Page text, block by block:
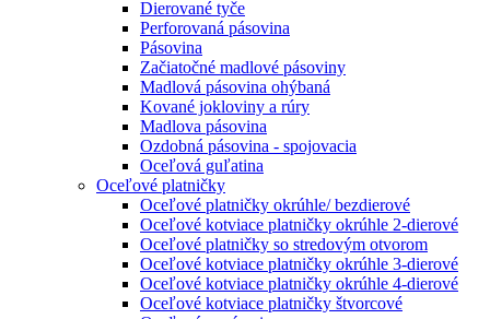
Dierované tyče
Perforovaná pásovina
Pásovina
Začiatočné madlové pásoviny
Madlová pásovina ohýbaná
Kované jokloviny a rúry
Madlova pásovina
Ozdobná pásovina - spojovacia
Oceľová guľatina
Oceľové platničky
Oceľové platničky okrúhle/ bezdierové
Oceľové kotviace platničky okrúhle 2-dierové
Oceľové platničky so stredovým otvorom
Oceľové kotviace platničky okrúhle 3-dierové
Oceľové kotviace platničky okrúhle 4-dierové
Oceľové kotviace platničky štvorcové